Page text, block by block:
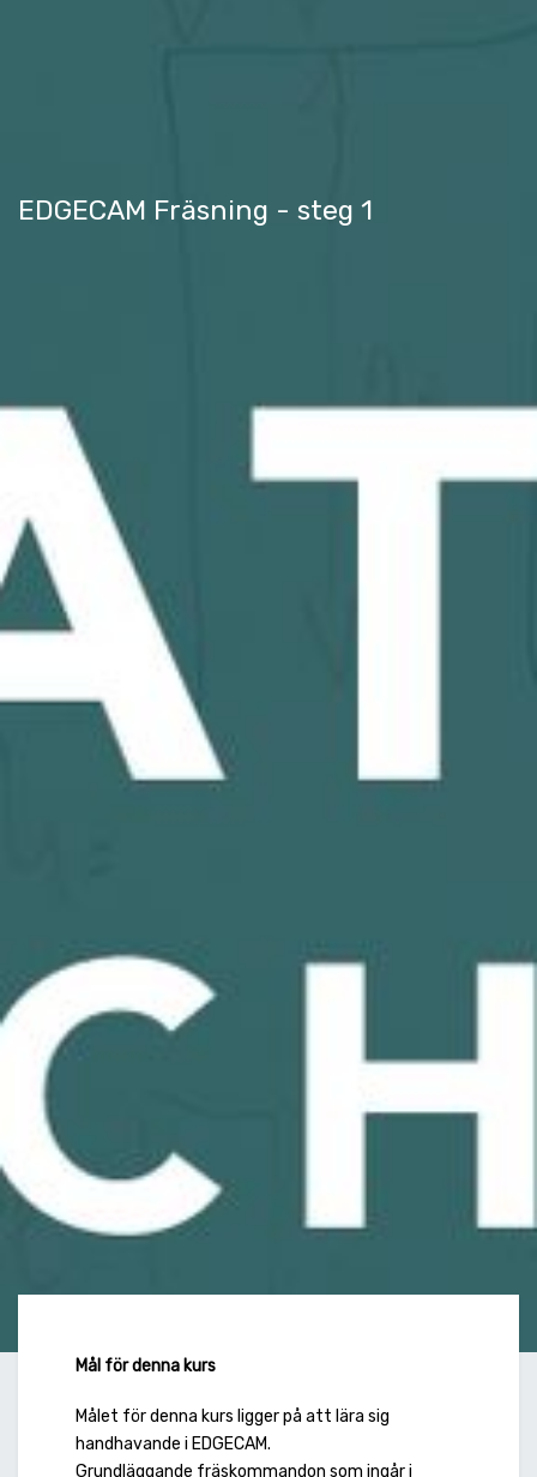
EDGECAM Fräsning - steg 1
Mål för denna kurs
Målet för denna kurs ligger på att lära sig
handhavande i EDGECAM.
Grundläggande fräskommandon som ingår i